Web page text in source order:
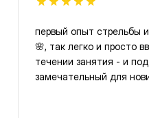
первый опыт стрельбы
🌸, так легко и просто
течении занятия - и
замечательный для